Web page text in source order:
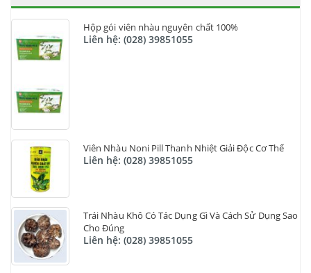
Hộp gói viên nhàu nguyên chất 100%
Liên hệ: (028) 39851055
Viên Nhàu Noni Pill Thanh Nhiệt Giải Độc Cơ Thể
Liên hệ: (028) 39851055
Trái Nhàu Khô Có Tác Dụng Gì Và Cách Sử Dụng Sao
Cho Đúng
Liên hệ: (028) 39851055